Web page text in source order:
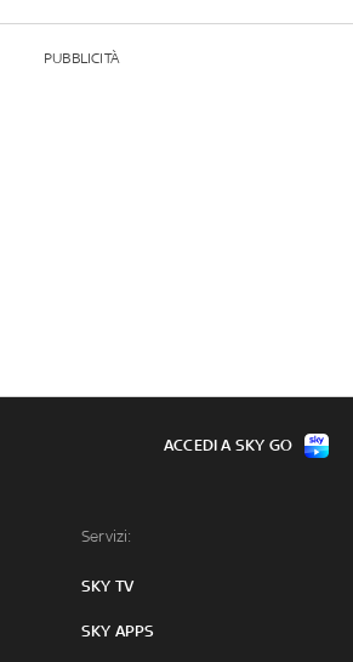
PUBBLICITÀ
Servizi:
SKY TV
SKY APPS
ACCEDI A SKY GO